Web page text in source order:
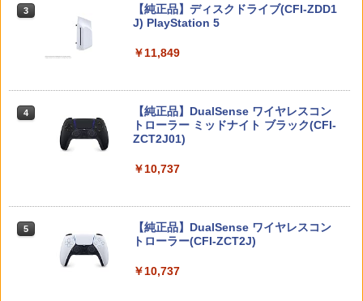
3 Nintendo Switch 2(日本語・国内専用)
4
ニンテンドープリペイド番号 9000円|オ
ンラインコード版
ンラインコード版
3
【純正品】ディスクドライブ(CFI-ZDD1
J) PlayStation 5
￥11,849
4
【純正品】DualSense ワイヤレスコン
トローラー ミッドナイト ブラック(CFI-
ZCT2J01)
￥10,737
5
【純正品】DualSense ワイヤレスコン
トローラー(CFI-ZCT2J)
￥10,737